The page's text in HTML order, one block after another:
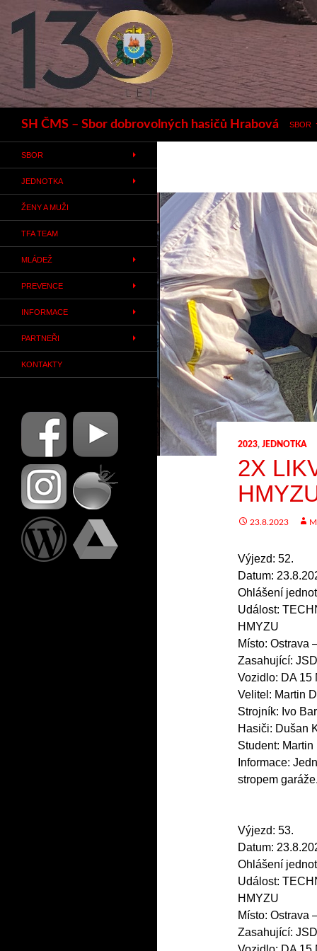
SH ČMS – Sbor dobrovolných hasičů Hrabová SBOR
2023, JEDNOTKA
2X
23.8.2023
Výjezd: 52.
Datum:
Ohlášení
Událost:
HMYZU
Místo: Ostrava
Zasahující:
Vozidlo: DA 15
Velitel: Martin
Strojník: Ivo
Hasiči: Dušan
Student: Martin
Informace:
stropem garáže.
Výjezd: 53.
Datum:
Ohlášení
Událost:
HMYZU
Místo: Ostrava
Zasahující:
SBOR
JEDNOTKA
ŽENY A MUŽI
TFA TEAM
MLÁDEŽ
PREVENCE
INFORMACE
PARTNEŘI
KONTAKTY